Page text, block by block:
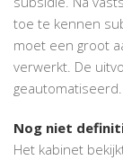
toe te kennen
moet een groot
verwerkt. De
geautomatiseerd.
Nog niet
Het kabinet